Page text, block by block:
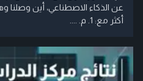
عن الذكاء الاصطناعي، أين وصلنا
أكثر مع: 1. م. ....